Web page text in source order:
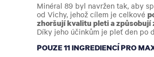
Minéral 89 byl navržen tak, aby
od Vichy, jehož cílem je celkové
zhoršují kvalitu pleti a způsobují
Díky jeho účinkům je pleť den po
POUZE 11 INGREDIENCÍ PRO